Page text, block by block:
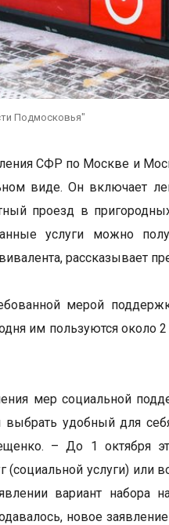
Подмосковья"
СФР по Москве и
виде. Он включает
проезд в
услуги можно
рассказывает
мерой
им пользуются
мер социальной
выбрать удобный для
– До 1 октября
(социальной услуги) или
вариант набора
новое